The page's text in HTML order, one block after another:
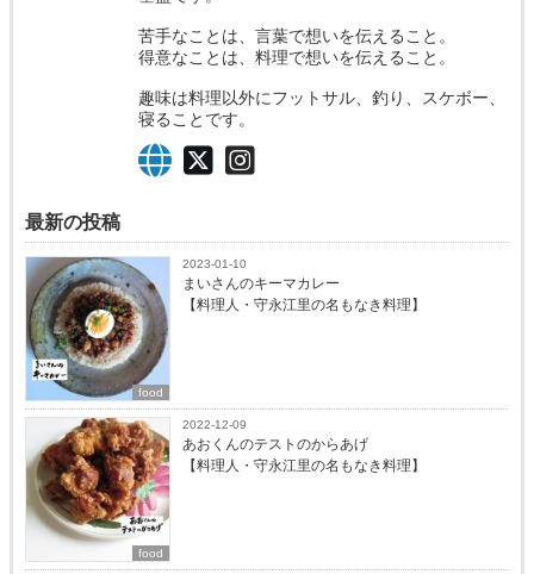
苦手なことは、言葉で想いを伝えること。
得意なことは、料理で想いを伝えること。
趣味は料理以外にフットサル、釣り、スケボー、
寝ることです。
最新の投稿
food
2023-01-10
まいさんのキーマカレー
【料理人・守永江里の名もなき料理】
food
2022-12-09
あおくんのテストのからあげ
【料理人・守永江里の名もなき料理】